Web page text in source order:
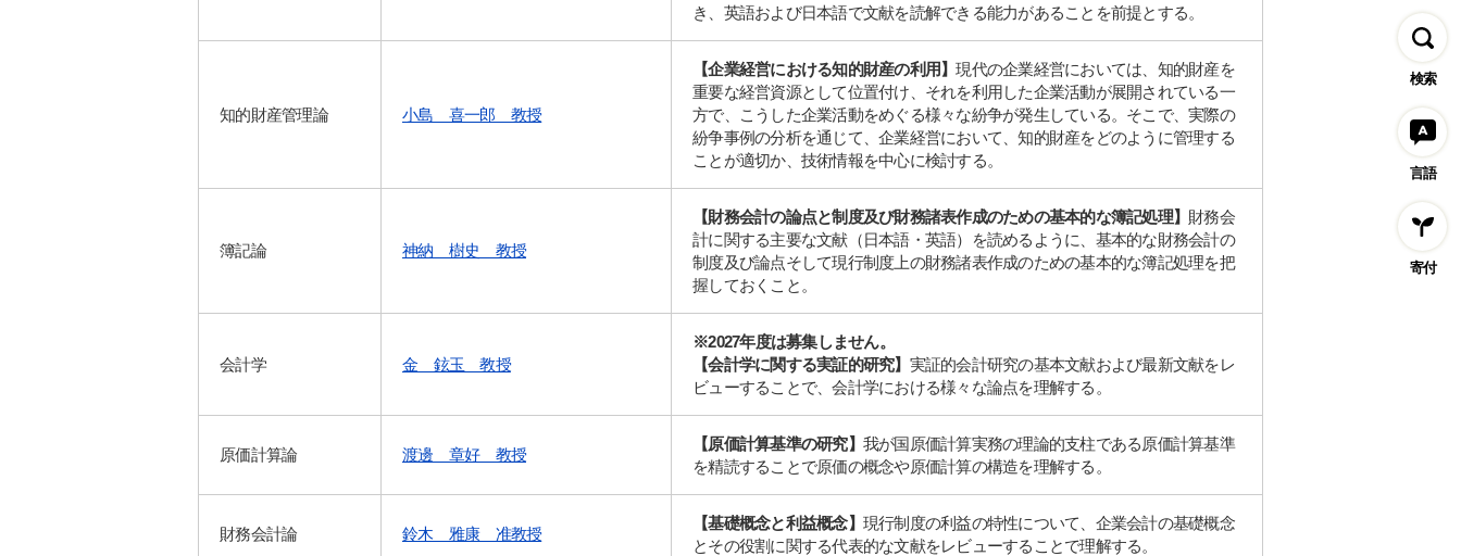
検索
言語
寄付
検索する
よく検索されるページ
オープンキャンパス
各種証明書の発行
各種手続
TKUポータル
奨学金
き、英語および日本語で文献を読解できる能力があることを前提とする。
知的財産管理論 小島 喜一郎 教授
【企業経営における知的財産の利用】現代の企業経営においては、知的財産を
重要な経営資源として位置付け、それを利用した企業活動が展開されている一
方で、こうした企業活動をめぐる様々な紛争が発生している。そこで、実際の
紛争事例の分析を通じて、企業経営において、知的財産をどのように管理する
ことが適切か、技術情報を中心に検討する。
簿記論 神納 樹史 教授
【財務会計の論点と制度及び財務諸表作成のための基本的な簿記処理】 財務会
計に関する主要な文献（日本語・英語）を読めるように、基本的な財務会計の
制度及び論点そして現行制度上の財務諸表作成のための基本的な簿記処理を把
握しておくこと。
会計学 金 鉉玉 教授
※2027年度は募集しません。
【会計学に関する実証的研究】 実証的会計研究の基本文献および最新文献をレ
ビューすることで、会計学における様々な論点を理解する。
原価計算論 渡邊 章好 教授
【原価計算基準の研究】 我が国原価計算実務の理論的支柱である原価計算基準
を精読することで原価の概念や原価計算の構造を理解する。
財務会計論 鈴木 雅康 准教授
【基礎概念と利益概念】 現行制度の利益の特性について、企業会計の基礎概念
とその役割に関する代表的な文献をレビューすることで理解する。